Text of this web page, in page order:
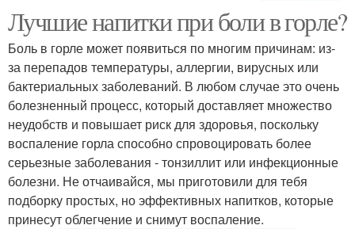
Напитки в ассортименте Сок при боли
Полоскания при боли Боли в горле
Питие при болях Эффективные напитки
Лучшие напитки при боли в горле?
Боль в горле может появиться по многим причинам: из-
за перепадов температуры, аллергии, вирусных или
бактериальных заболеваний. В любом случае это очень
болезненный процесс, который доставляет множество
неудобств и повышает риск для здоровья, поскольку
воспаление горла способно спровоцировать более
серьезные заболевания - тонзиллит или инфекционные
болезни. Не отчаивайся, мы приготовили для тебя
подборку простых, но эффективных напитков, которые
принесут облегчение и снимут воспаление.